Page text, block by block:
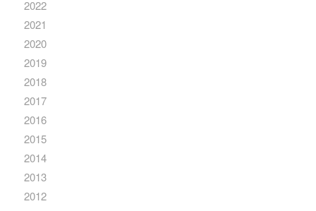
2022
2021
2020
2019
2018
2017
2016
2015
2014
2013
2012